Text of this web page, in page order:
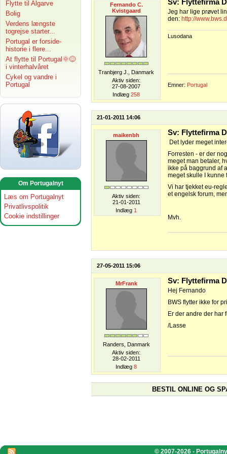
Flytte til Algarve
Bolig
Verdens længste
togrejse starter...
Portugal er forside-
historie i flere...
At flytte til Portugal🌞😊
i vinterhalvåret
Cykel og vandre i
Portugal
Om Portugalnyt
Læs om Portugalnyt
Privatlivspolitik
Cookie indstillinger
Fernando C.
Kvistgaard
Tranbjerg J., Danmark
Aktiv siden:
27-08-2007
Indlæg 258
Sv: Flyttefirma
Jeg har lige prøvet
den: http://
Lusodana
Emner: Portugal
21-01-2011 14:06
maikenbh
Aktiv siden:
21-01-2011
Indlæg 1
Sv: Flyttefirma
Det lyder meget
Forresten - er der
meget man betaler,
ikke på baggrund af
meget skulle I kunne
Vi har tjekket eu-
et engelsk forum,
Mvh.
27-05-2011 15:06
MrFrank
Randers, Danmark
Aktiv siden:
28-02-2011
Indlæg 8
Sv: Flyttefirma
Hej Fernando
BWS flytter ikke for
Er der andre der har
/Lasse
BESTIL ONLINE OG
© 2007-2026 -